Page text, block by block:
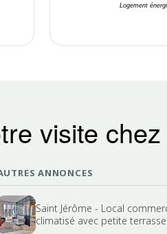
Logement
visite chez
ANNONCES
Saint Jérôme - Local
climatisé avec petite terrasse